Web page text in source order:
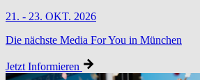
21. - 23. OKT. 2026
Die nächste Media For You in München
Jetzt Informieren